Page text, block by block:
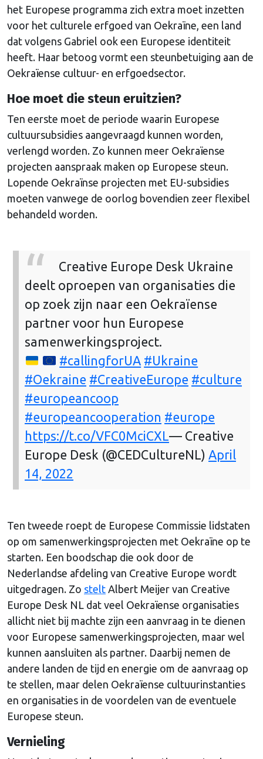
het Europese programma zich extra moet inzetten
voor het culturele erfgoed van Oekraïne, een land
dat volgens Gabriel ook een Europese identiteit
heeft. Haar betoog vormt een steunbetuiging aan de
Oekraïense cultuur- en erfgoedsector.
Hoe moet die steun eruitzien?
Ten eerste moet de periode waarin Europese
cultuursubsidies aangevraagd kunnen worden,
verlengd worden. Zo kunnen meer Oekraïense
projecten aanspraak maken op Europese steun.
Lopende Oekraïnse projecten met EU-subsidies
moeten vanwege de oorlog bovendien zeer flexibel
behandeld worden.
Creative Europe Desk Ukraine
deelt oproepen van organisaties die
op zoek zijn naar een Oekraïense
partner voor hun Europese
samenwerkingsproject.
#callingforUA #Ukraine
#Oekraine #CreativeEurope #culture
#europeancoop
#europeancooperation #europe
https://t.co/VFC0MciCXL— Creative
Europe Desk (@CEDCultureNL) April
14, 2022
Ten tweede roept de Europese Commissie lidstaten
op om samenwerkingsprojecten met Oekraïne op te
starten. Een boodschap die ook door de
Nederlandse afdeling van Creative Europe wordt
uitgedragen. Zo stelt Albert Meijer van Creative
Europe Desk NL dat veel Oekraïense organisaties
allicht niet bij machte zijn een aanvraag in te dienen
voor Europese samenwerkingsprojecten, maar wel
kunnen aansluiten als partner. Daarbij nemen de
andere landen de tijd en energie om de aanvraag op
te stellen, maar delen Oekraïense cultuurinstanties
en organisaties in de voordelen van de eventuele
Europese steun.
Vernieling